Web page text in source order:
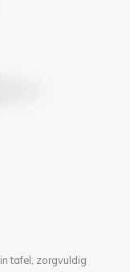
tafel, zorgvuldig